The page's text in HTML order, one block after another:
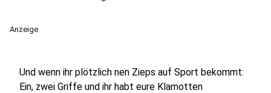
Anzeige
Und wenn ihr plötzlich nen Zieps auf Sport bekommt:
Ein, zwei Griffe und ihr habt eure Klamotten